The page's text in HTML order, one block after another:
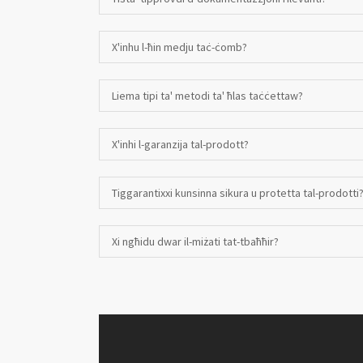
X'inhu l-ħin medju taċ-ċomb?
Liema tipi ta' metodi ta' ħlas taċċettaw?
X'inhi l-garanzija tal-prodott?
Tiggarantixxi kunsinna sikura u protetta tal-prodotti?
Xi ngħidu dwar il-miżati tat-tbaħħir?